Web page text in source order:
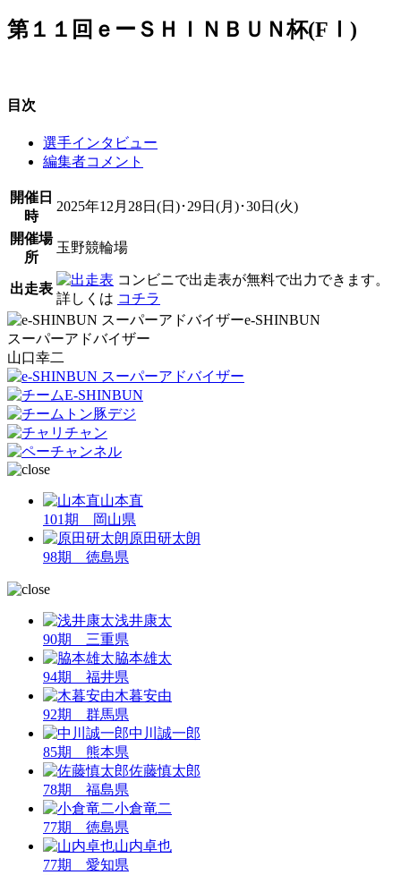
第１１回ｅーＳＨＩＮＢＵＮ杯(FⅠ)
目次
選手インタビュー
編集者コメント
開催日
時
2025年12月28日(日)･29日(月)･30日(火)
開催場
所
玉野競輪場
出走表
コンビニで出走表が無料で出力できます。
詳しくは コチラ
e-SHINBUN
スーパーアドバイザー
山口幸二
山本直
101期 岡山県
原田研太朗
98期 徳島県
浅井康太
90期 三重県
脇本雄太
94期 福井県
木暮安由
92期 群馬県
中川誠一郎
85期 熊本県
佐藤慎太郎
78期 福島県
小倉竜二
77期 徳島県
山内卓也
77期 愛知県